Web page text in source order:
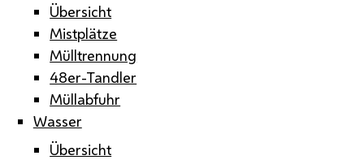
Übersicht
Mistplätze
Mülltrennung
48er-Tandler
Müllabfuhr
Wasser
Übersicht